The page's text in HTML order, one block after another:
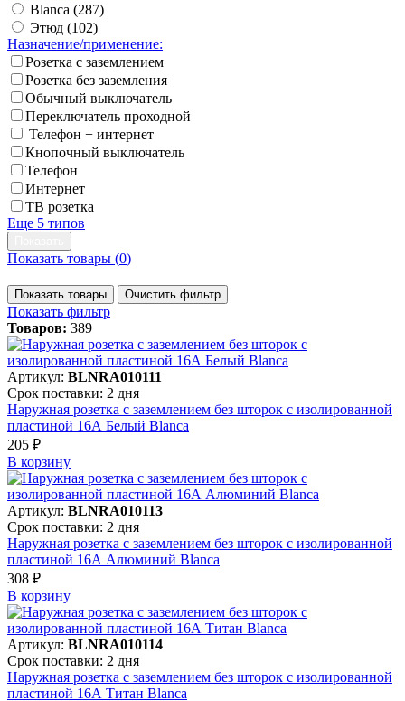
Blanca (287)
Этюд (102)
Назначение/применение:
Розетка с заземлением
Розетка без заземления
Обычный выключатель
Переключатель проходной
Телефон + интернет
Кнопочный выключатель
Телефон
Интернет
ТВ розетка
Еще 5 типов
Показать товары (0)
Показать товары Очистить фильтр
Показать фильтр
Товаров: 389
Артикул: BLNRA010111
Срок поставки: 2 дня
Наружная розетка с заземлением без шторок с изолированной
пластиной 16А Белый Blanca
205 ₽
В корзинy
Артикул: BLNRA010113
Срок поставки: 2 дня
Наружная розетка с заземлением без шторок с изолированной
пластиной 16А Алюминий Blanca
308 ₽
В корзинy
Артикул: BLNRA010114
Срок поставки: 2 дня
Наружная розетка с заземлением без шторок с изолированной
пластиной 16А Титан Blanca